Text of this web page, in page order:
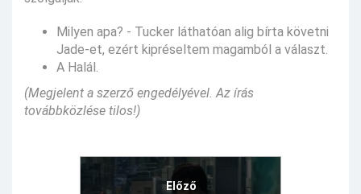
Milyen apa? - Tucker láthatóan alig bírta követni
Jade-et, ezért kipréseltem magamból a választ.
A Halál.
(Megjelent a szerző engedélyével. Az írás
továbbközlése tilos!)
Előző